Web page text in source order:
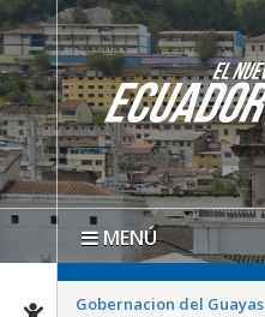
MENÚ
Gobernacion del Guayas